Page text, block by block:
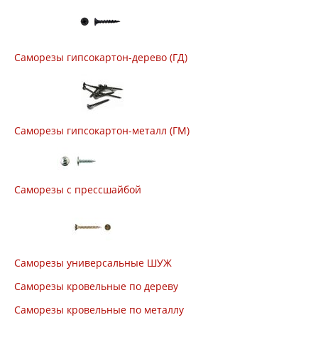
Саморезы гипсокартон-дерево (ГД)
Саморезы гипсокартон-металл (ГМ)
Саморезы с прессшайбой
Саморезы универсальные ШУЖ
Саморезы кровельные по дереву
Саморезы кровельные по металлу